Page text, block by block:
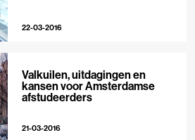
22-03-2016
Valkuilen, uitdagingen en
kansen voor Amsterdamse
afstudeerders
21-03-2016